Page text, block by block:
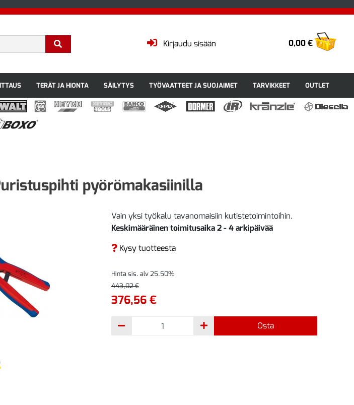
0,00 €
Kirjaudu sisään
TERÄT JA HIONTA SÄILYTYS TYÖVAATTEET JA SUOJAIMET TARVIKKEET OUTLET
pyörömakasiinilla
Vain yksi työkalu tavanomaisiin kutistetoimintoihin.
Keskimääräinen toimitusaika 2 - 4 arkipäivää
Kysy tuotteesta
Hinta sis. alv 25.50%
443,02 €
376,56 €
Osta